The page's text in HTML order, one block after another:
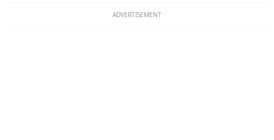
ADVERTISEMENT